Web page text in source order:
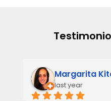
Margarita
last year